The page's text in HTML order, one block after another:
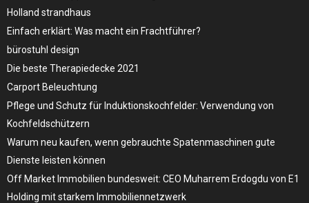
Holland strandhaus
Einfach erklärt: Was macht ein Frachtführer?
bürostuhl design
Die beste Therapiedecke 2021
Carport Beleuchtung
Pflege und Schutz für Induktionskochfelder: Verwendung von
Kochfeldschützern
Warum neu kaufen, wenn gebrauchte Spatenmaschinen gute
Dienste leisten können
Off Market Immobilien bundesweit: CEO Muharrem Erdogdu von E1
Holding mit starkem Immobiliennetzwerk